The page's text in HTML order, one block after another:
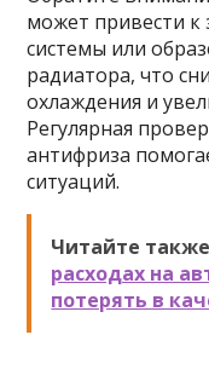
может привести
системы или
радиатора, что
охлаждения и
Регулярная
антифриза
ситуаций.
Читайте
расходах на
потерять в